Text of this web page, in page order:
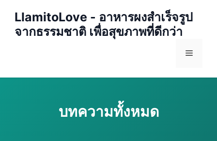
content
LlamitoLove - อาหารผงสำเร็จรูป
จากธรรมชาติ เพื่อสุขภาพที่ดีกว่า
Menu